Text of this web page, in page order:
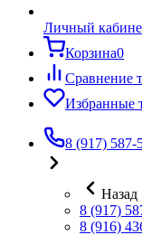
Личный
Корзина0
Сравнение
Избранные
8 (917) 587-
Назад
8 (917)
8 (916)